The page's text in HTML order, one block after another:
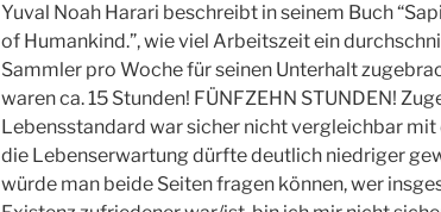
Yuval Noah Harari beschreibt in seinem Buch
of Humankind.”, wie viel Arbeitszeit ein
Sammler pro Woche für seinen Unterhalt
waren ca. 15 Stunden! FÜNFZEHN STUNDEN!
Lebensstandard war sicher nicht vergleichbar mit
die Lebenserwartung dürfte deutlich niedriger
würde man beide Seiten fragen können, wer